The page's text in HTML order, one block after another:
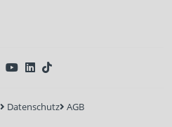
Datenschutz AGB